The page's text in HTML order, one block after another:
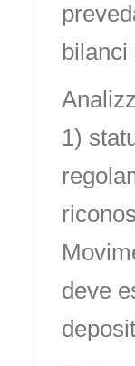
bilanci
1)
deve